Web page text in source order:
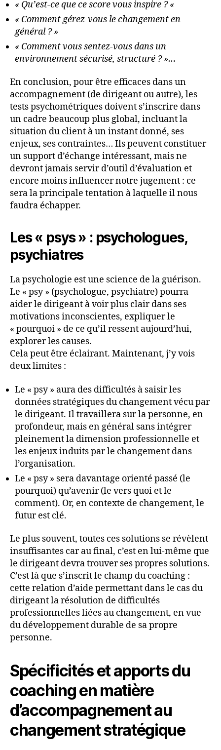
« Qu’est-ce que ce score vous inspire ? «
« Comment gérez-vous le changement en
général ? »
« Comment vous sentez-vous dans un
environnement sécurisé, structuré ? »…
En conclusion, pour être efficaces dans un
accompagnement (de dirigeant ou autre), les
tests psychométriques doivent s’inscrire dans
un cadre beaucoup plus global, incluant la
situation du client à un instant donné, ses
enjeux, ses contraintes… Ils peuvent constituer
un support d’échange intéressant, mais ne
devront jamais servir d’outil d’évaluation et
encore moins influencer notre jugement : ce
sera la principale tentation à laquelle il nous
faudra échapper.
Les « psys » : psychologues,
psychiatres
La psychologie est une science de la guérison.
Le « psy » (psychologue, psychiatre) pourra
aider le dirigeant à voir plus clair dans ses
motivations inconscientes, expliquer le
« pourquoi » de ce qu’il ressent aujourd’hui,
explorer les causes.
Cela peut être éclairant. Maintenant, j’y vois
deux limites :
Le « psy » aura des difficultés à saisir les
données stratégiques du changement vécu par
le dirigeant. Il travaillera sur la personne, en
profondeur, mais en général sans intégrer
pleinement la dimension professionnelle et
les enjeux induits par le changement dans
l’organisation.
Le « psy » sera davantage orienté passé (le
pourquoi) qu’avenir (le vers quoi et le
comment). Or, en contexte de changement, le
futur est clé.
Le plus souvent, toutes ces solutions se révèlent
insuffisantes car au final, c’est en lui-même que
le dirigeant devra trouver ses propres solutions.
C’est là que s’inscrit le champ du coaching :
cette relation d’aide permettant dans le cas du
dirigeant la résolution de difficultés
professionnelles liées au changement, en vue
du développement durable de sa propre
personne.
Spécificités et apports du
coaching en matière
d’accompagnement au
changement stratégique